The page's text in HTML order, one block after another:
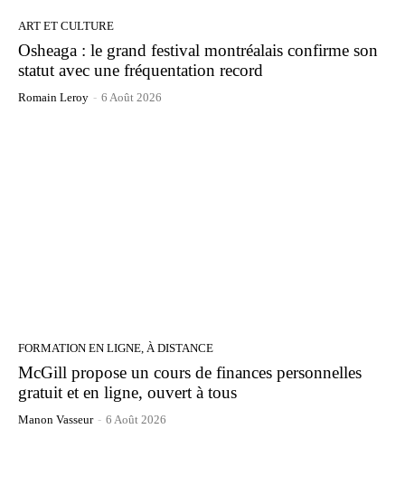
ART ET CULTURE
Osheaga : le grand festival montréalais confirme son
statut avec une fréquentation record
Romain Leroy - 6 Août 2026
FORMATION EN LIGNE, À DISTANCE
McGill propose un cours de finances personnelles
gratuit et en ligne, ouvert à tous
Manon Vasseur - 6 Août 2026